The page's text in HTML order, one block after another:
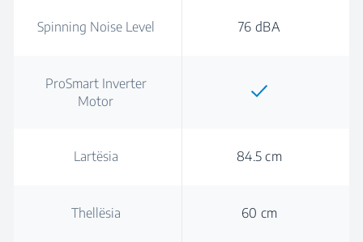
Spinning Noise Level 76 dBA
ProSmart Inverter
Motor
Lartësia 84.5 cm
Thellësia 60 cm